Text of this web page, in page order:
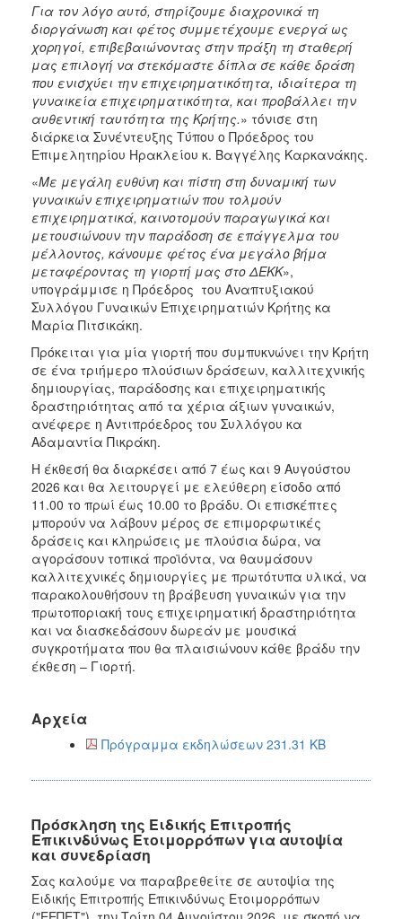
Για τον λόγο αυτό, στηρίζουμε διαχρονικά τη
διοργάνωση και φέτος συμμετέχουμε ενεργά ως
χορηγοί, επιβεβαιώνοντας στην πράξη τη σταθερή
μας επιλογή να στεκόμαστε δίπλα σε κάθε δράση
που ενισχύει την επιχειρηματικότητα, ιδιαίτερα τη
γυναικεία επιχειρηματικότητα, και προβάλλει την
αυθεντική ταυτότητα της Κρήτης.» τόνισε στη
διάρκεια Συνέντευξης Τύπου ο Πρόεδρος του
Επιμελητηρίου Ηρακλείου κ. Βαγγέλης Καρκανάκης.
«Με μεγάλη ευθύνη και πίστη στη δυναμική των
γυναικών επιχειρηματιών που τολμούν
επιχειρηματικά, καινοτομούν παραγωγικά και
μετουσιώνουν την παράδοση σε επάγγελμα του
μέλλοντος, κάνουμε φέτος ένα μεγάλο βήμα
μεταφέροντας τη γιορτή μας στο ΔΕΚΚ»,
υπογράμμισε η Πρόεδρος του Αναπτυξιακού
Συλλόγου Γυναικών Επιχειρηματιών Κρήτης κα
Μαρία Πιτσικάκη.
Πρόκειται για μία γιορτή που συμπυκνώνει την Κρήτη
σε ένα τριήμερο πλούσιων δράσεων, καλλιτεχνικής
δημιουργίας, παράδοσης και επιχειρηματικής
δραστηριότητας από τα χέρια άξιων γυναικών,
ανέφερε η Αντιπρόεδρος του Συλλόγου κα
Αδαμαντία Πικράκη.
Η έκθεσή θα διαρκέσει από 7 έως και 9 Αυγούστου
2026 και θα λειτουργεί με ελεύθερη είσοδο από
11.00 το πρωί έως 10.00 το βράδυ. Οι επισκέπτες
μπορούν να λάβουν μέρος σε επιμορφωτικές
δράσεις και κληρώσεις με πλούσια δώρα, να
αγοράσουν τοπικά προϊόντα, να θαυμάσουν
καλλιτεχνικές δημιουργίες με πρωτότυπα υλικά, να
παρακολουθήσουν τη βράβευση γυναικών για την
πρωτοποριακή τους επιχειρηματική δραστηριότητα
και να διασκεδάσουν δωρεάν με μουσικά
συγκροτήματα που θα πλαισιώνουν κάθε βράδυ την
έκθεση – Γιορτή.
Αρχεία
Πρόγραμμα εκδηλώσεων 231.31 KB
Πρόσκληση της Ειδικής Επιτροπής
Επικινδύνως Ετοιμορρόπων για αυτοψία
και συνεδρίαση
Σας καλούμε να παραβρεθείτε σε αυτοψία της
Ειδικής Επιτροπής Επικινδύνως Ετοιμορρόπων